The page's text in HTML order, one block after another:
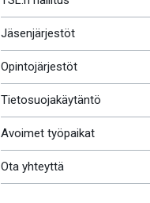
Jäsenjärjestöt
Opintojärjestöt
Tietosuojakäytäntö
Avoimet työpaikat
Ota yhteyttä